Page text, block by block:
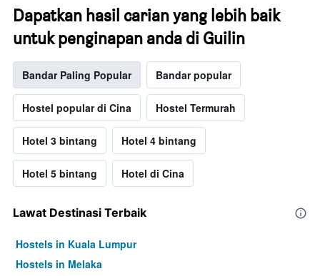
Dapatkan hasil carian yang lebih baik
untuk penginapan anda di Guilin
Bandar Paling Popular Bandar popular
Hostel popular di Cina Hostel Termurah
Hotel 3 bintang Hotel 4 bintang
Hotel 5 bintang Hotel di Cina
Lawat Destinasi Terbaik
Hostels in Kuala Lumpur
Hostels in Melaka